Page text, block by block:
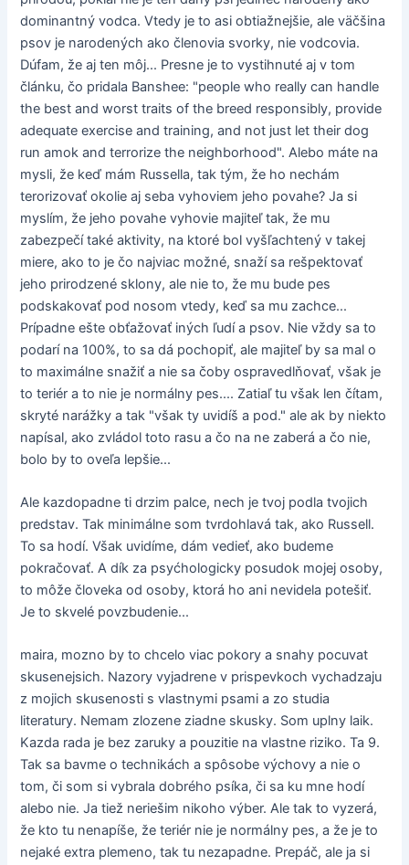
dominantný vodca. Vtedy je to asi obtiažnejšie, ale väčšina
psov je narodených ako členovia svorky, nie vodcovia.
Dúfam, že aj ten môj... Presne je to vystihnuté aj v tom
článku, čo pridala Banshee: "people who really can handle
the best and worst traits of the breed responsibly, provide
adequate exercise and training, and not just let their dog
run amok and terrorize the neighborhood". Alebo máte na
mysli, že keď mám Russella, tak tým, že ho nechám
terorizovať okolie aj seba vyhoviem jeho povahe? Ja si
myslím, že jeho povahe vyhovie majiteľ tak, že mu
zabezpečí také aktivity, na ktoré bol vyšľachtený v takej
miere, ako to je čo najviac možné, snaží sa rešpektovať
jeho prirodzené sklony, ale nie to, že mu bude pes
podskakovať pod nosom vtedy, keď sa mu zachce...
Prípadne ešte obťažovať iných ľudí a psov. Nie vždy sa to
podarí na 100%, to sa dá pochopiť, ale majiteľ by sa mal o
to maximálne snažiť a nie sa čoby ospravedlňovať, však je
to teriér a to nie je normálny pes.... Zatiaľ tu však len čítam,
skryté narážky a tak "však ty uvidíš a pod." ale ak by niekto
napísal, ako zvládol toto rasu a čo na ne zaberá a čo nie,
bolo by to oveľa lepšie...
Ale kazdopadne ti drzim palce, nech je tvoj podla tvojich
predstav. Tak minimálne som tvrdohlavá tak, ako Russell.
To sa hodí. Však uvidíme, dám vedieť, ako budeme
pokračovať. A dík za psyćhologicky posudok mojej osoby,
to môže človeka od osoby, ktorá ho ani nevidela potešiť.
Je to skvelé povzbudenie...
maira, mozno by to chcelo viac pokory a snahy pocuvat
skusenejsich. Nazory vyjadrene v prispevkoch vychadzaju
z mojich skusenosti s vlastnymi psami a zo studia
literatury. Nemam zlozene ziadne skusky. Som uplny laik.
Kazda rada je bez zaruky a pouzitie na vlastne riziko. Ta 9.
Tak sa bavme o technikách a spôsobe výchovy a nie o
tom, či som si vybrala dobrého psíka, či sa ku mne hodí
alebo nie. Ja tiež neriešim nikoho výber. Ale tak to vyzerá,
že kto tu nenapíše, že teriér nie je normálny pes, a že je to
nejaké extra plemeno, tak tu nezapadne. Prepáč, ale ja si